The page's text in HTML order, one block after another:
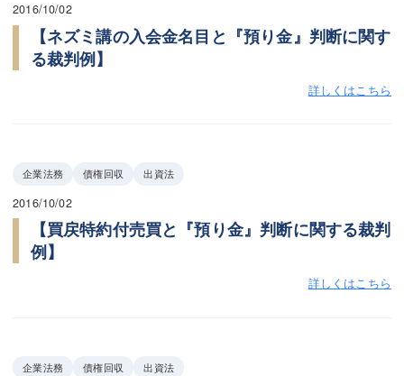
2016/10/02
【ネズミ講の入会金名目と『預り金』判断に関す
る裁判例】
詳しくはこちら
企業法務 債権回収 出資法
2016/10/02
【買戻特約付売買と『預り金』判断に関する裁判
例】
詳しくはこちら
企業法務 債権回収 出資法